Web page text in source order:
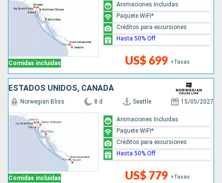
Comidas incluidas US$ 699 +Tasas
Animaciones Incluidas
Paquete WiFi*
Créditos para excursiones
Hasta 50% Off
ESTADOS UNIDOS, CANADÁ
Comidas incluidas
Norwegian Bliss 8 d Seattle 15/05/2027
US$ 779 +Tasas
Animaciones Incluidas
Paquete WiFi*
Créditos para excursiones
Hasta 50% Off